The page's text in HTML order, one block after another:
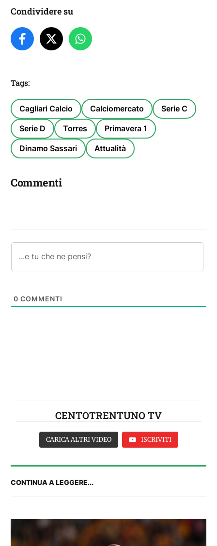
Condividere su
Tags:
Cagliari Calcio Calciomercato Serie C
Serie D Torres Primavera 1
Dinamo Sassari Attualità
Commenti
0 COMMENTI
CENTOTRENTUNO TV
CARICA ALTRI VIDEO ISCRIVITI
CONTINUA A LEGGERE...